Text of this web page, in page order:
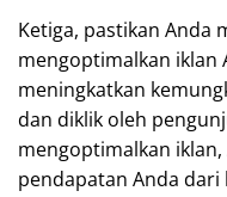
Ketiga, pastikan Anda
mengoptimalkan iklan
meningkatkan
dan diklik oleh
mengoptimalkan
pendapatan Anda dari